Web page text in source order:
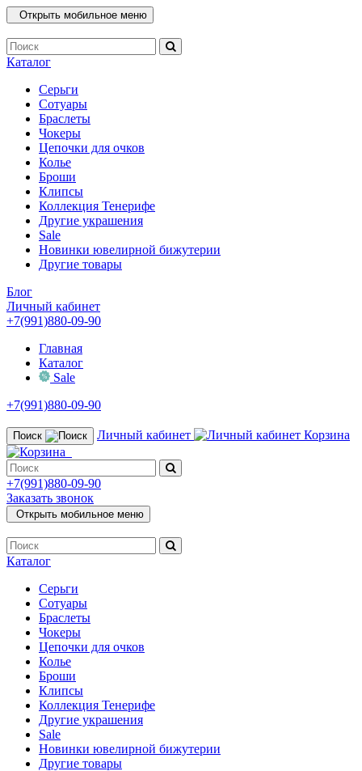
Открыть мобильное меню
Каталог
Серьги
Сотуары
Браслеты
Чокеры
Цепочки для очков
Колье
Броши
Клипсы
Коллекция Тенерифе
Другие украшения
Sale
Новинки ювелирной бижутерии
Другие товары
Блог
Личный кабинет
+7(991)880-09-90
Главная
Каталог
Sale
+7(991)880-09-90
Поиск Личный кабинет Корзина
+7(991)880-09-90
Заказать звонок
Открыть мобильное меню
Каталог
Серьги
Сотуары
Браслеты
Чокеры
Цепочки для очков
Колье
Броши
Клипсы
Коллекция Тенерифе
Другие украшения
Sale
Новинки ювелирной бижутерии
Другие товары